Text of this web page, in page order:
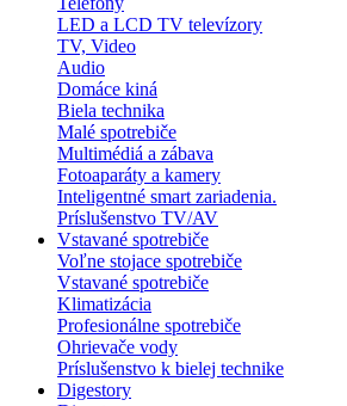
LED a LCD TV televízory
TV, Video
Audio
Domáce kiná
Biela technika
Malé spotrebiče
Multimédiá a zábava
Fotoaparáty a kamery
Inteligentné smart zariadenia.
Príslušenstvo TV/AV
Vstavané spotrebiče
Voľne stojace spotrebiče
Vstavané spotrebiče
Klimatizácia
Profesionálne spotrebiče
Ohrievače vody
Príslušenstvo k bielej technike
Digestory